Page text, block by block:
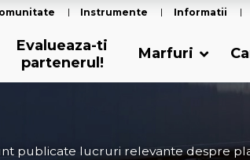
Instrumente Informatii
Evalueaza-ti
partenerul!
Marfuri
publicate lucruri relevante despre